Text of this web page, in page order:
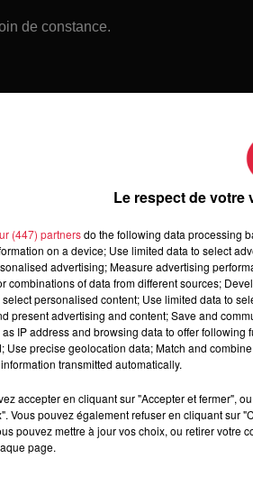
de constance.
du samedi 08 août 2026
du samedi 08 août 2026
Le respect de votre
(447) partnersdo the following data processing
on a device; Use limited data to select
advertising; Measure advertising
combinations of data from different sources;
personalised content; Use limited data to
present advertising and content; Save and
IP address and browsing data to offer
Use precise geolocation data; Match and
transmitted automatically.
accepter en cliquant sur "Accepter et fermer",
Vous pouvez également refuser en cliquant sur
pouvez mettre à jour vos choix, ou retirer votre
page.